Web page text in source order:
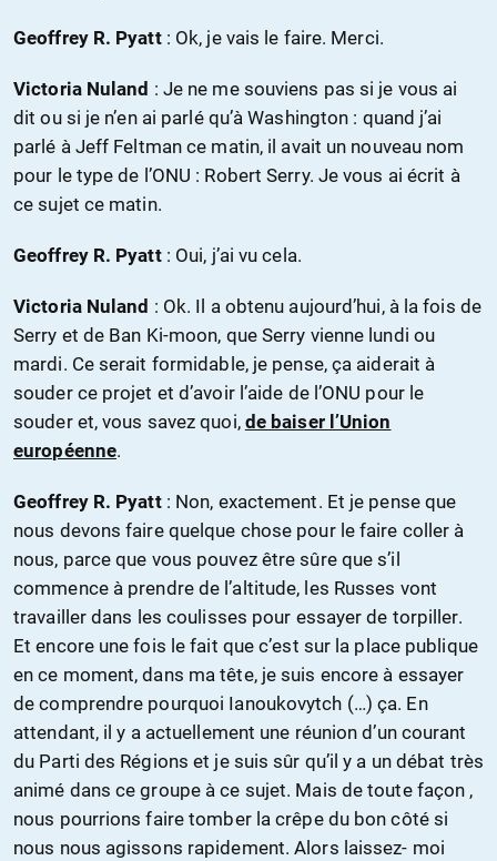
Geoffrey R. Pyatt: Ok, je vais le faire. Merci.
Victoria Nuland : Je ne me souviens pas si je vous ai
dit ou si je n’en ai parlé qu’à Washington : quand j’ai
parlé à Jeff Feltman ce matin, il avait un nouveau nom
pour le type de l’ONU : Robert Serry. Je vous ai écrit à
ce sujet ce matin.
Geoffrey R. Pyatt: Oui, j’ai vu cela.
Victoria Nuland : Ok. Il a obtenu aujourd’hui, à la fois de
Serry et de Ban Ki-moon, que Serry vienne lundi ou
mardi. Ce serait formidable, je pense, ça aiderait à
souder ce projet et d’avoir l’aide de l’ONU pour le
souder et, vous savez quoi, de baiser l’Union
européenne.
Geoffrey R. Pyatt: Non, exactement. Et je pense que
nous devons faire quelque chose pour le faire coller à
nous, parce que vous pouvez être sûre que s’il
commence à prendre de l’altitude, les Russes vont
travailler dans les coulisses pour essayer de torpiller.
Et encore une fois le fait que c’est sur la place publique
en ce moment, dans ma tête, je suis encore à essayer
de comprendre pourquoi Ianoukovytch (…) ça. En
attendant, il y a actuellement une réunion d’un courant
du Parti des Régions et je suis sûr qu’il y a un débat très
animé dans ce groupe à ce sujet. Mais de toute façon ,
nous pourrions faire tomber la crêpe du bon côté si
nous nous agissons rapidement. Alors laissez- moi